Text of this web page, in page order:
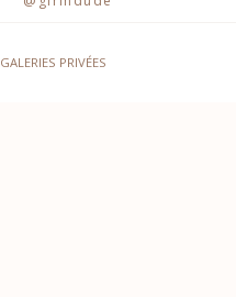
GALERIES PRIVÉES